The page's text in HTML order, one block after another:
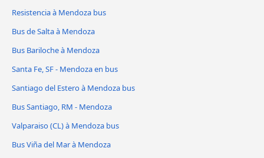
Resistencia à Mendoza bus
Bus de Salta à Mendoza
Bus Bariloche à Mendoza
Santa Fe, SF - Mendoza en bus
Santiago del Estero à Mendoza bus
Bus Santiago, RM - Mendoza
Valparaiso (CL) à Mendoza bus
Bus Viña del Mar à Mendoza